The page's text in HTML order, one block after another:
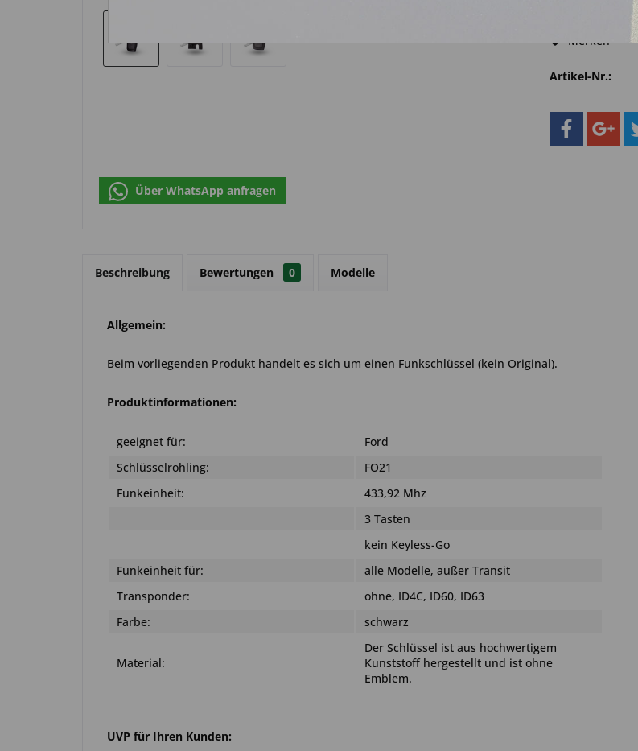
Merken
Artikel-Nr.:
Über WhatsApp anfragen
Beschreibung Bewertungen 0 Modelle
Allgemein:
Beim vorliegenden Produkt handelt es sich um einen Funkschlüssel (kein Original).
Produktinformationen:
geeignet für:
Ford
Schlüsselrohling:
FO21
Funkeinheit:
433,92 Mhz
3 Tasten
kein Keyless-Go
Funkeinheit für:
alle Modelle, außer Transit
Transponder:
ohne, ID4C, ID60, ID63
Farbe:
schwarz
Material:
Der Schlüssel ist aus hochwertigem
Kunststoff hergestellt und ist ohne
Emblem.
UVP für Ihren Kunden: